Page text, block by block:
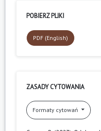
POBIERZ PLIKI
PDF (English)
ZASADY CYTOWANIA
Formaty cytowań